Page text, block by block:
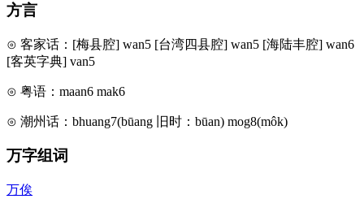
方言
⊙ 客家话：[梅县腔] wan5 [台湾四县腔] wan5 [海陆丰腔] wan6
[客英字典] van5
⊙ 粤语：maan6 mak6
⊙ 潮州话：bhuang7(būang 旧时：būan) mog8(môk)
万字组词
万俟